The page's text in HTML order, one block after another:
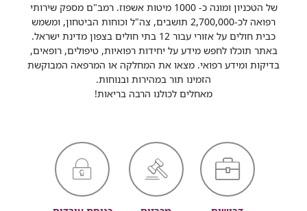
של הטכניון ומונה כ- 1000 מיטות אשפוז. רמב"ם מספק שירותי
רפואה לכ-2,700,000 תושבים, צה"ל וכוחות הביטחון, ומשמש
כבית חולים על אזורי עבור 12 בתי חולים בצפון מדינת ישראל.
באתר תוכלו לחפש מידע על יחידות רפואיות, טיפולים, רופאים,
בדיקות ומידע רפואי. מצאו את המחלקה או המרפאה המבוקשת
הזמינו תור במהירות ובנוחות.
מאחלים לכולנו הרבה בריאות!